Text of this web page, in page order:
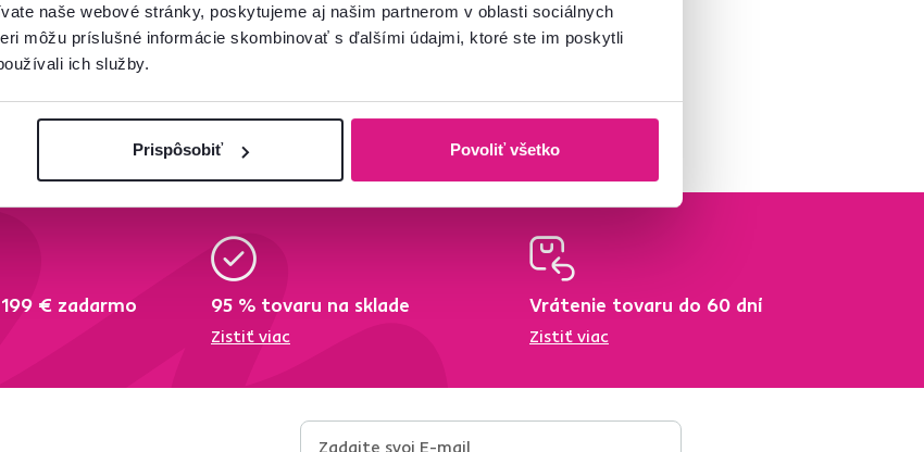
naše webové stránky, poskytujeme aj našim partnerom v oblasti sociálnych
môžu príslušné informácie skombinovať s ďalšími údajmi, ktoré ste im poskytli
ich služby.
Prispôsobiť Povoliť všetko
Pozreli ste7produktov z7
€ zadarmo 95 % tovaru na sklade
Zistiť viac
Vrátenie tovaru do 60 dní
Zistiť viac